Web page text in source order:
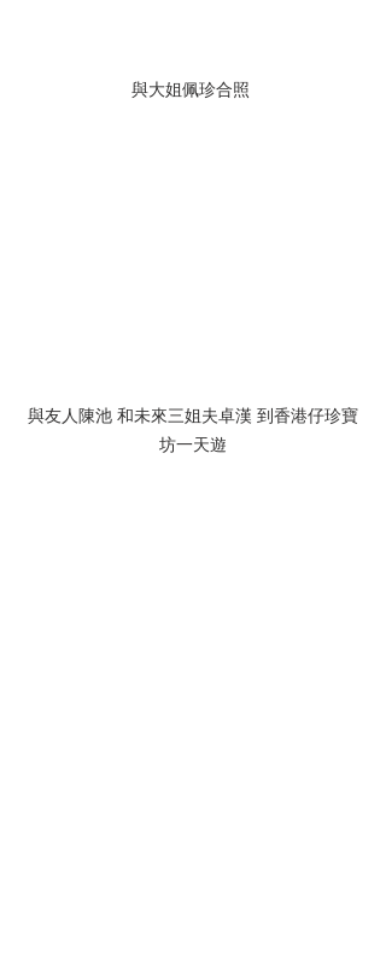
與大姐佩珍合照
與友人陳池 和未來三姐夫卓漢 到香港仔珍寶
坊一天遊